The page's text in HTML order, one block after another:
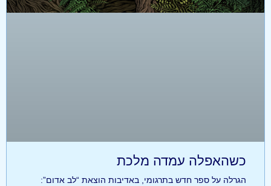
כשהאפלה עמדה מלכת
הגרלה על ספר חדש בתרגומי, באדיבות הוצאת “לב אדום”: